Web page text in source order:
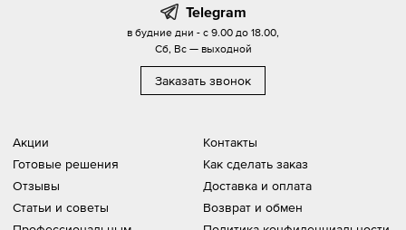
Акции
Готовые решения
Отзывы
Статьи и советы
Контакты
Как сделать заказ
Доставка и оплата
Возврат и обмен
Telegram
в будние дни - с 9.00 до 18.00,
Сб, Вс — выходной
Заказать звонок